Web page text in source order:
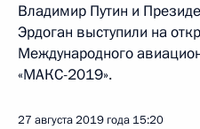
Владимир Путин и
Эрдоган выступили на
Международного
«МАКС-2019».
27 августа 2019 года 15:20